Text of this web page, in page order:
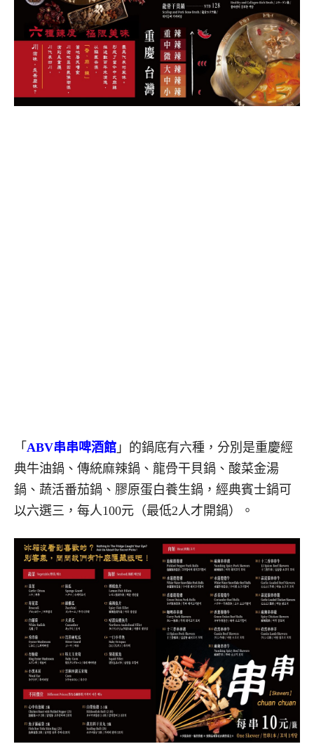
「 ABV串串啤酒館 」的鍋底有六種，分別是重慶經
典牛油鍋、傳統麻辣鍋、龍骨干貝鍋、酸菜金湯
鍋、蔬活番茄鍋、膠原蛋白養生鍋，經典賓士鍋可
以六選三，每人100元（最低2人才開鍋）。